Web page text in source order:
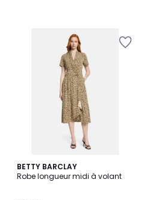
BETTY BARCLAY
Robe longueur midi à volant